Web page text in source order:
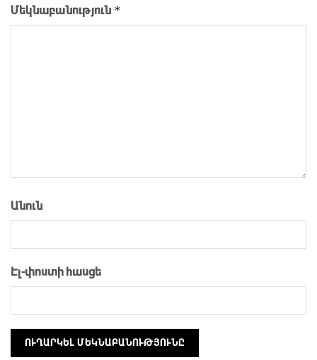
Մեկնաբանություն *
Անուն
Էլ-փոստի հասցե